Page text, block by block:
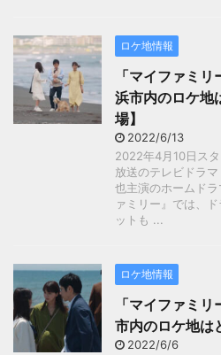
ロケ地情報
「マイファミ
浜市内のロケ地
場】
2022/6/13
2022年4月10日ス
放送のテレビドラ
也主演のホームド
ァミリー』では、
ットも ...
ロケ地情報
「マイファミ
市内のロケ地は
2022/6/6